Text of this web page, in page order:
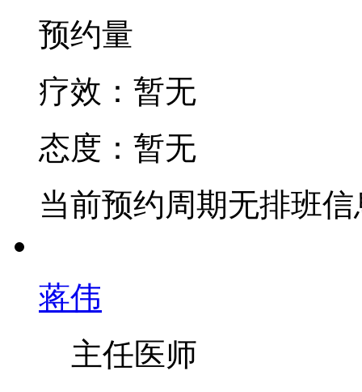
预约量
疗效： 暂无
态度： 暂无
当前预约周期无排班信
蒋伟
主任医师